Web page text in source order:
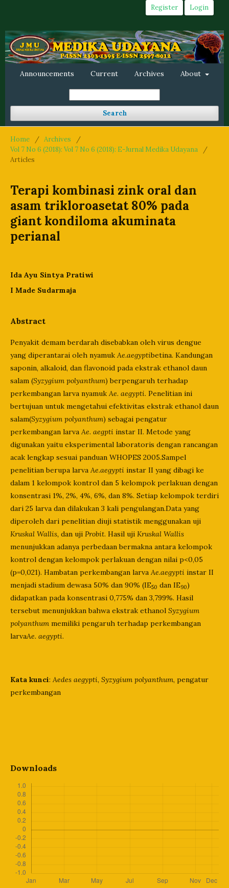
Announcements Current Archives About
Search
Register Login
Home / Archives
/
Vol 7 No 6 (2018): Vol 7 No 6 (2018): E-Jurnal Medika Udayana
/
Articles
Terapi kombinasi zink oral dan
asam trikloroasetat 80% pada
giant kondiloma akuminata
perianal
Ida Ayu Sintya Pratiwi
I Made Sudarmaja
Abstract
Penyakit demam berdarah disebabkan oleh virus dengue
yang diperantarai oleh nyamuk Ae.aegyptibetina. Kandungan
saponin, alkaloid, dan flavonoid pada ekstrak ethanol daun
salam (Syzygium polyanthum) berpengaruh terhadap
perkembangan larva nyamuk Ae. aegypti. Penelitian ini
bertujuan untuk mengetahui efektivitas ekstrak ethanol daun
salam(Syzygium polyanthum) sebagai pengatur
perkembangan larva Ae. aegpti instar II. Metode yang
digunakan yaitu eksperimental laboratoris dengan rancangan
acak lengkap sesuai panduan WHOPES 2005.Sampel
penelitian berupa larva Ae.aegypti instar II yang dibagi ke
dalam 1 kelompok kontrol dan 5 kelompok perlakuan dengan
konsentrasi 1%, 2%, 4%, 6%, dan 8%. Setiap kelompok terdiri
dari 25 larva dan dilakukan 3 kali pengulangan.Data yang
diperoleh dari penelitian diuji statistik menggunakan uji
Kruskal Wallis, dan uji Probit. Hasil uji Kruskal Wallis
menunjukkan adanya perbedaan bermakna antara kelompok
kontrol dengan kelompok perlakuan dengan nilai p<0,05
(p=0,021). Hambatan perkembangan larva Ae.aegypti instar II
menjadi stadium dewasa 50% dan 90% (IE50 dan IE90)
didapatkan pada konsentrasi 0,775% dan 3,799%. Hasil
tersebut menunjukkan bahwa ekstrak ethanol Syzygium
polyanthum memiliki pengaruh terhadap perkembangan
larvaAe. aegypti.
Kata kunci: Aedes aegypti, Syzygium polyanthum, pengatur
perkembangan
Downloads